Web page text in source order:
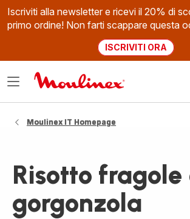
Iscriviti alla newsletter e ricevi il 20% di
primo ordine! Non farti scappare questa
ISCRIVITI ORA
Apri
Moulinex IT Homepage
Risotto fragole
gorgonzola